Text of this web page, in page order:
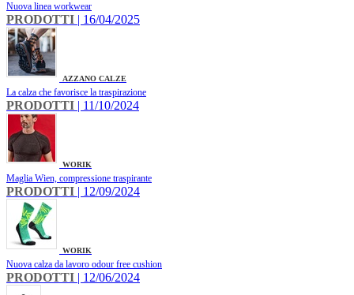
Nuova linea workwear
PRODOTTI | 16/04/2025
AZZANO CALZE
La calza che favorisce la traspirazione
PRODOTTI | 11/10/2024
WORIK
Maglia Wien, compressione traspirante
PRODOTTI | 12/09/2024
WORIK
Nuova calza da lavoro odour free cushion
PRODOTTI | 12/06/2024